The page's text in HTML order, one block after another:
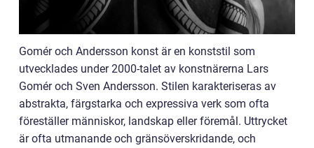
Gomér och Andersson konst är en konststil som
utvecklades under 2000-talet av konstnärerna Lars
Gomér och Sven Andersson. Stilen karakteriseras av
abstrakta, färgstarka och expressiva verk som ofta
föreställer människor, landskap eller föremål. Uttrycket
är ofta utmanande och gränsöverskridande, och